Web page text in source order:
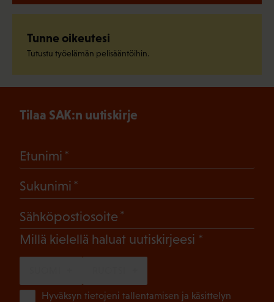
Tunne oikeutesi
Tutustu työelämän pelisääntöihin.
Tilaa SAK:n uutiskirje
Etunimi
Sukunimi
Sähköpostiosoite
Millä kielellä haluat uutiskirjeesi (Pakollinen)
Hyväksyn tietojeni tallentamisen ja käsittelyn